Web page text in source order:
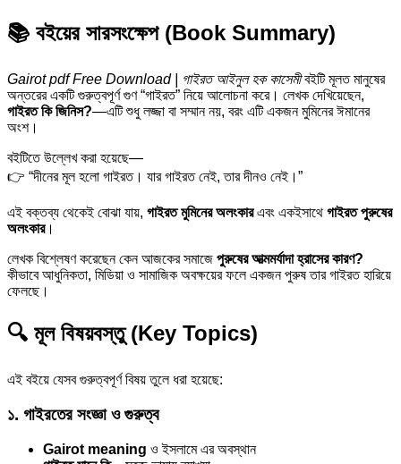
📚 বইয়ের সারসংক্ষেপ (Book Summary)
Gairot pdf Free Download | গাইরত আইনুল হক কাসেমীবইটি মূলত মানুষের
অন্তরের একটি গুরুত্বপূর্ণ গুণ “গাইরত” নিয়ে আলোচনা করে। লেখক দেখিয়েছেন,
গাইরত কি জিনিস?—এটি শুধু লজ্জা বা সম্মান নয়, বরং এটি একজন মুমিনের ঈমানের
অংশ।
বইটিতে উল্লেখ করা হয়েছে—
👉 “দীনের মূল হলো গাইরত। যার গাইরত নেই, তার দীনও নেই।”
এই বক্তব্য থেকেই বোঝা যায়, গাইরত মুমিনের অলংকারএবং একইসাথে গাইরত পুরুষের
অলংকার।
লেখক বিশ্লেষণ করেছেন কেন আজকের সমাজে পুরুষের আত্মমর্যাদা হ্রাসের কারণ?
কীভাবে আধুনিকতা, মিডিয়া ও সামাজিক অবক্ষয়ের ফলে একজন পুরুষ তার গাইরত হারিয়ে
ফেলছে।
🔍 মূল বিষয়বস্তু (Key Topics)
এই বইয়ে যেসব গুরুত্বপূর্ণ বিষয় তুলে ধরা হয়েছে:
১. গাইরতের সংজ্ঞা ও গুরুত্ব
Gairot meaning ও ইসলামে এর অবস্থান